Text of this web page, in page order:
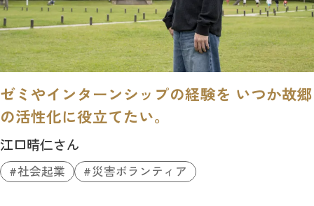
ゼミやインターンシップの経験を いつか故郷
の活性化に役立てたい。
江口晴仁さん
社会起業 災害ボランティア